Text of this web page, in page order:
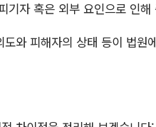
기자 혹은 외부 요인으로 인해
와 피해자의 상태 등이 법원